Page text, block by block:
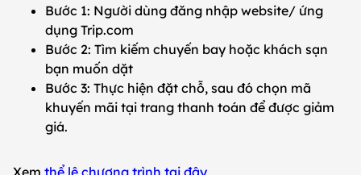
Bước 1: Người dùng đăng nhập website/ ứng
dụng Trip.com
Bước 2: Tìm kiếm chuyến bay hoặc khách sạn
bạn muốn dặt ​
Bước 3: Thực hiện đặt chỗ, sau đó chọn mã
khuyến mãi tại trang thanh toán để được giảm
giá.